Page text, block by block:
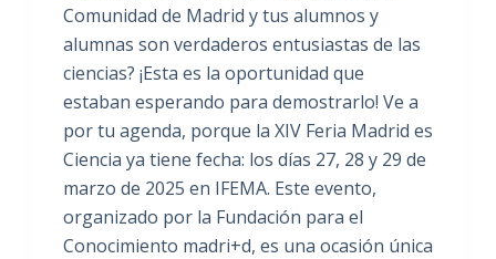
Comunidad de Madrid y tus alumnos y
alumnas son verdaderos entusiastas de las
ciencias? ¡Esta es la oportunidad que
estaban esperando para demostrarlo! Ve a
por tu agenda, porque la XIV Feria Madrid es
Ciencia ya tiene fecha: los días 27, 28 y 29 de
marzo de 2025 en IFEMA. Este evento,
organizado por la Fundación para el
Conocimiento madri+d, es una ocasión única